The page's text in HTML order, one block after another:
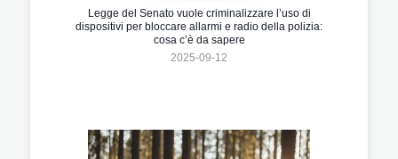
Legge del Senato vuole criminalizzare l’uso di
dispositivi per bloccare allarmi e radio della polizia:
cosa c’è da sapere
2025-09-12